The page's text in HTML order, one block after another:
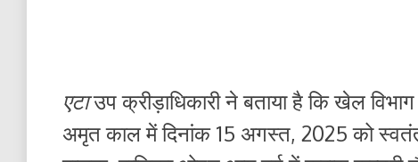
एटाउप क्रीड़ाधिकारी ने बताया है कि खेल
अमृत काल में दिनांक 15 अगस्त, 2025 को